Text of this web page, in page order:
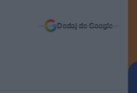
Dodaj do Google